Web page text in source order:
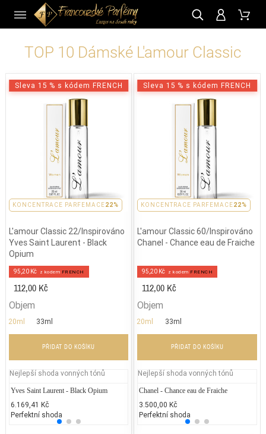
TOP 10 Dámské L'amour Classic
KONCENTRACE PARFEMACE22%
Sleva 15 % s kódem FRENCH
L'amour Classic 22/Inspirováno
Yves Saint Laurent - Black
Opium
95,20 Kč z kodem FRENCH
112,00 Kč
Objem
20ml 33ml
PŘIDAT DO KOŠÍKU
Nejlepší shoda vonných tónů
Yves Saint Laurent - Black Opium
6.169,41 Kč
Perfektní shoda
Jean Paul Gaultier - Classique
2.300,00 Kč
50% běžných vonných tónů
KONCENTRACE PARFEMACE22%
Sleva 15 % s kódem FRENCH
L'amour Classic 60/Inspirováno
Chanel - Chance eau de Fraiche
95,20 Kč z kodem FRENCH
112,00 Kč
Objem
20ml 33ml
PŘIDAT DO KOŠÍKU
Nejlepší shoda vonných tónů
Chanel - Chance eau de Fraiche
3.500,00 Kč
Perfektní shoda
CZ